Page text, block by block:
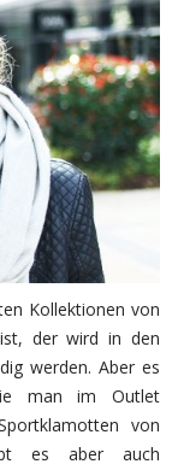
Kollektionen von
ist, der wird in den
werden. Aber es
man im Outlet
von
es aber auch